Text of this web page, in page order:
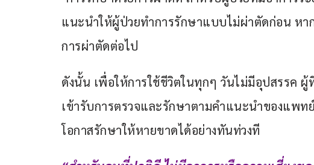
แนะนำให้ผู้ป่วยทำการรักษาแบบไม่ผ่าตัดก่อน หา
การผ่าตัดต่อไป
ดังนั้น เพื่อให้การใช้ชีวิตในทุกๆ วันไม่มีอุปสรรค ผู้
เข้ารับการตรวจและรักษาตามคำแนะนำของแพ
โอกาสรักษาให้หายขาดได้อย่างทันท่วงที